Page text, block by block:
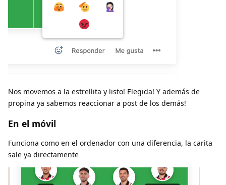
Nos movemos a la estrellita y listo! Elegida! Y además de
propina ya sabemos reaccionar a post de los demás!
En el móvil
Funciona como en el ordenador con una diferencia, la carita
sale ya directamente